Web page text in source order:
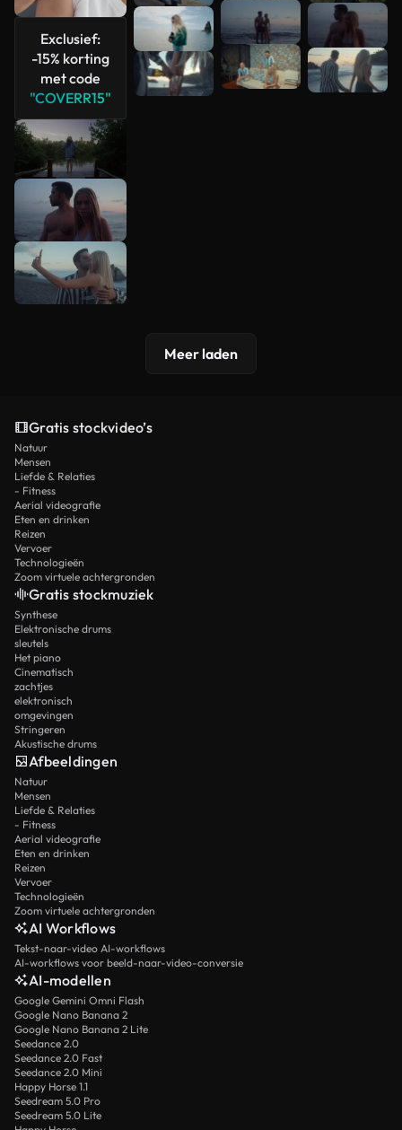
Exclusief:
-15% korting
met code
"COVERR15"
Meer laden
Gratis stockvideo’s
Natuur
Mensen
Liefde & Relaties
- Fitness
Aerial videografie
Eten en drinken
Reizen
Vervoer
Technologieën
Zoom virtuele achtergronden
Gratis stockmuziek
Synthese
Elektronische drums
sleutels
Het piano
Cinematisch
zachtjes
elektronisch
omgevingen
Stringeren
Akustische drums
Afbeeldingen
Natuur
Mensen
Liefde & Relaties
- Fitness
Aerial videografie
Eten en drinken
Reizen
Vervoer
Technologieën
Zoom virtuele achtergronden
AI Workflows
Tekst-naar-video AI-workflows
AI-workflows voor beeld-naar-video-conversie
AI-modellen
Google Gemini Omni Flash
Google Nano Banana 2
Google Nano Banana 2 Lite
Seedance 2.0
Seedance 2.0 Fast
Seedance 2.0 Mini
Happy Horse 1.1
Seedream 5.0 Pro
Seedream 5.0 Lite